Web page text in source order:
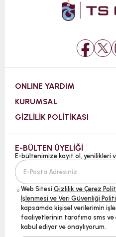
ONLINE YARDIM
KURUMSAL
GİZLİLİK POLİTİKASI
E-BÜLTEN ÜYELİĞİ
E-bültenimize kayıt ol, yenilikleri
Web Sitesi Gizlilik ve Çerez
İşlenmesi ve Veri Güvenliği
kapsamda kişisel verilerimin
faaliyetlerinin tarafıma sms ve
kabul ediyor ve onaylıyorum.